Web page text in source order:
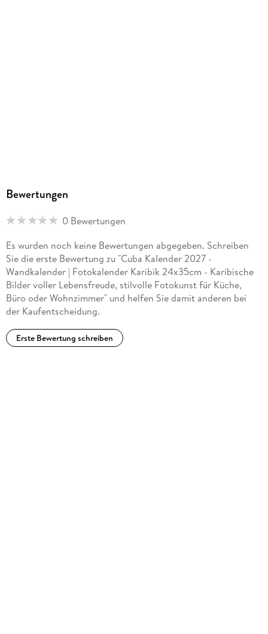
Bewertungen
0 Bewertungen
Es wurden noch keine Bewertungen abgegeben. Schreiben
Sie die erste Bewertung zu "Cuba Kalender 2027 -
Wandkalender | Fotokalender Karibik 24x35cm - Karibische
Bilder voller Lebensfreude, stilvolle Fotokunst für Küche,
Büro oder Wohnzimmer" und helfen Sie damit anderen bei
der Kaufentscheidung.
Erste Bewertung schreiben